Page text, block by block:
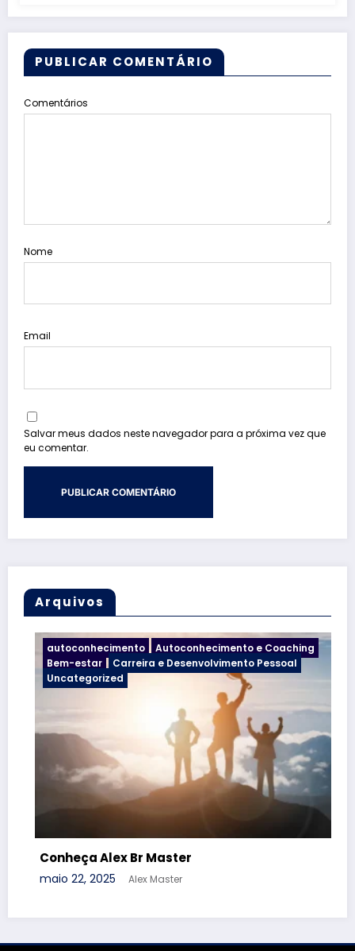
PUBLICAR COMENTÁRIO
Comentários
Nome
Email
Salvar meus dados neste navegador para a próxima vez que
eu comentar.
Arquivos
Autoconhecimento e Coaching
Carreira e Desenvolvimento Pessoal
Alex Br Master
2025 Alex Master